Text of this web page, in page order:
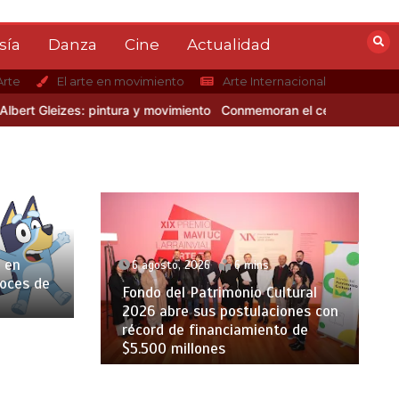
Danza Cine Actualidad
El arte en movimiento Arte Internacional
pintura y movimiento Conmemoran el centenario del
de
6 agosto, 2026 6 mins
Fondo del Patrimonio Cultural
2026 abre sus postulaciones con
récord de financiamiento de
$5.500 millones